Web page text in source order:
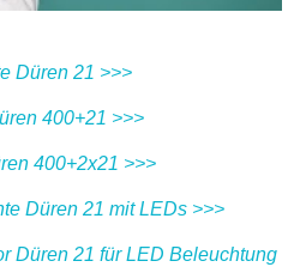
Düren 21 >>>
400+21 >>>
400+2x21 >>>
Düren 21 mit LEDs >>>
Düren 21 für LED Beleuchtung